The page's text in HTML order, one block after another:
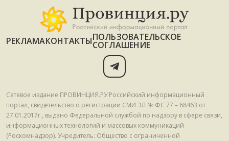
РЕКЛАМАКОНТАКТЫПОЛЬЗОВАТЕЛЬСКОЕ
СОГЛАШЕНИЕ
Сетевое издание ПРОВИНЦИЯ.РУ Российский информационный
портал, свидетельство о регистрации СМИ ЭЛ № ФС 77 – 68463 от
27.01.2017г., выдано Федеральной службой по надзору в сфере связи,
информационных технологий и массовых коммуникаций
(Роскомнадзор). Учредитель: Общество с ограниченной